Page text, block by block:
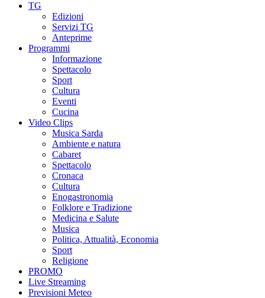
TG
Edizioni
Servizi TG
Anteprime
Programmi
Informazione
Spettacolo
Sport
Cultura
Eventi
Cucina
Video Clips
Musica Sarda
Ambiente e natura
Cabaret
Spettacolo
Cronaca
Cultura
Enogastronomia
Folklore e Tradizione
Medicina e Salute
Musica
Politica, Attualità, Economia
Sport
Religione
PROMO
Live Streaming
Previsioni Meteo